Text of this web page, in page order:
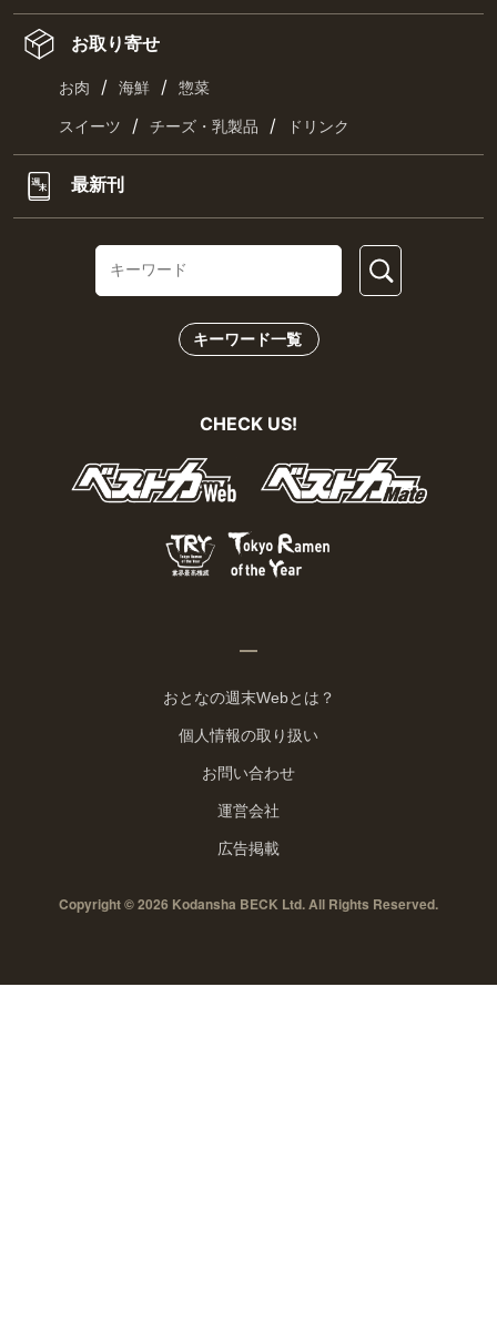
お取り寄せ
お肉 / 海鮮 / 惣菜
スイーツ / チーズ・乳製品 / ドリンク
最新刊
キーワード一覧
CHECK US!
おとなの週末Webとは？
個人情報の取り扱い
お問い合わせ
運営会社
広告掲載
Copyright © 2026 Kodansha BECK Ltd. All Rights Reserved.